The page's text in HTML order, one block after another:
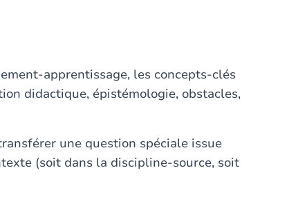
apprentissage, les concepts-clés
didactique, épistémologie, obstacles,
une question spéciale issue
(soit dans la discipline-source, soit